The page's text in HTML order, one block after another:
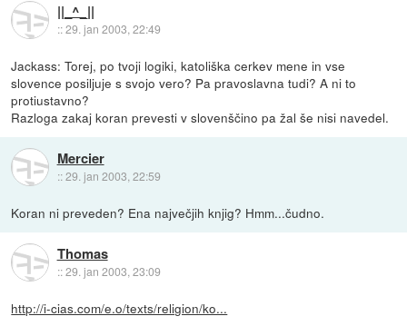
||_^_||
::29. jan 2003, 22:49
Jackass: Torej, po tvoji logiki, katoliška cerkev mene in vse
slovence posiljuje s svojo vero? Pa pravoslavna tudi? A ni to
protiustavno?
Razloga zakaj koran prevesti v slovenščino pa žal še nisi navedel.
Mercier
::29. jan 2003, 22:59
Koran ni preveden? Ena največjih knjig? Hmm...čudno.
Thomas
::29. jan 2003, 23:09
http://i-cias.com/e.o/texts/religion/ko...